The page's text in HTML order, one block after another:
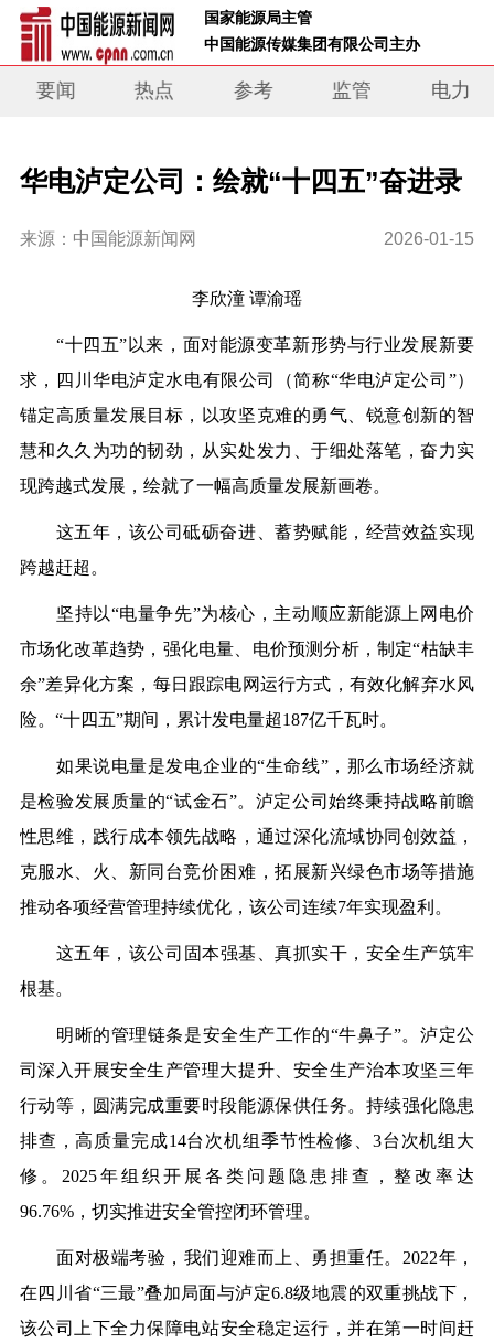
国家能源局主管
中国能源传媒集团有限公司主办
要闻 热点 参考 监管 电力
华电泸定公司：绘就“十四五”奋进录
来源：中国能源新闻网 2026-01-15
李欣潼 谭渝瑶
“十四五”以来，面对能源变革新形势与行业发展新要
求，四川华电泸定水电有限公司（简称“华电泸定公司”）
锚定高质量发展目标，以攻坚克难的勇气、锐意创新的智
慧和久久为功的韧劲，从实处发力、于细处落笔，奋力实
现跨越式发展，绘就了一幅高质量发展新画卷。
这五年，该公司砥砺奋进、蓄势赋能，经营效益实现
跨越赶超。
坚持以“电量争先”为核心， 主动顺应新能源上网电价
市场化改革趋势，强化电量、电价预测分析，制定“枯缺丰
余”差异化方案，每日跟踪电网运行方式，有效化解弃水风
险。 “十四五”期间，累计发电量超187亿千瓦时。
如果说电量是发电企业的“生命线”，那么市场经济就
是检验发展质量的“试金石”。泸定公司始终秉持战略前瞻
性思维，践行成本领先战略，通过深化流域协同创效益，
克服水、火、新同台竞价困难，拓展新兴绿色市场等措施
推动各项经营管理持续优化， 该公司连续7年实现盈利。
这五年， 该公司 固本强基、真抓实干，安全生产筑牢
根基。
明晰的管理链条是安全生产工作的“牛鼻子”。泸定公
司深入开展安全生产管理大提升、安全生产治本攻坚三年
行动等，圆满完成重要时段能源保供任务。 持续强化隐患
排查 ，高质量完成14台次机组季节性检修、3台次机组大
修。2025年组织开展各类问题隐患排查，整改率达
96.76%，切实推进安全管控闭环管理。
面对极端考验，我们迎难而上、勇担重任。 2022年，
在四川省“三最”叠加局面与泸定6.8级地震的双重挑战下，
该公司上下全力保障电站安全稳定运行，并在第一时间赶